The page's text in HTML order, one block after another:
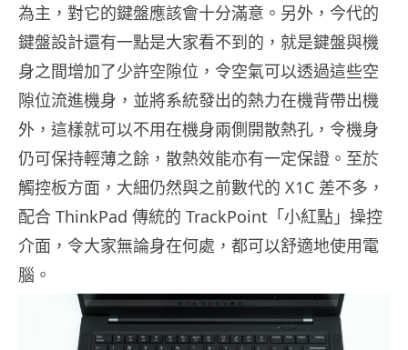
為主，對它的鍵盤應該會十分滿意。另外，今代的
鍵盤設計還有一點是大家看不到的，就是鍵盤與機
身之間增加了少許空隙位，令空氣可以透過這些空
隙位流進機身，並將系統發出的熱力在機背帶出機
外，這樣就可以不用在機身兩側開散熱孔，令機身
仍可保持輕薄之餘，散熱效能亦有一定保證。至於
觸控板方面，大細仍然與之前數代的 X1C 差不多，
配合 ThinkPad 傳統的 TrackPoint「小紅點」操控
介面，令大家無論身在何處，都可以舒適地使用電
腦。